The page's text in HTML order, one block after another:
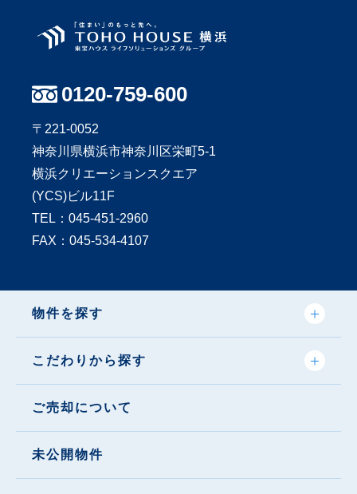
0120-759-600
〒221-0052
神奈川県横浜市神奈川区栄町5-1
横浜クリエーションスクエア
(YCS)ビル11F
TEL： 045-451-2960
FAX：045-534-4107
物件を探す
こだわりから探す
ご売却について
未公開物件